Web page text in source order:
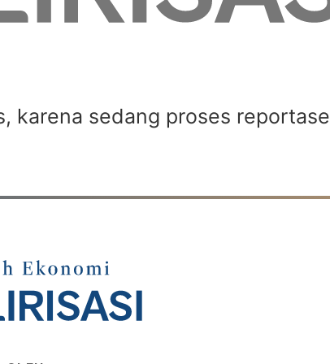
karena sedang proses reportase